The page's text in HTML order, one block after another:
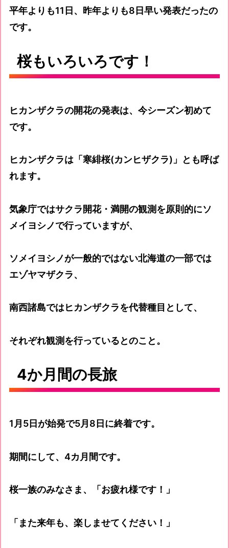
平年よりも11日、昨年よりも8日早い発表だったの
です。
桜もいろいろです！
ヒカンザクラの開花の発表は、今シーズン初めて
です。
ヒカンザクラは「寒緋桜(カンヒザクラ)」とも呼ば
れます。
気象庁ではサクラ開花・満開の観測を原則的にソ
メイヨシノで行っていますが、
ソメイヨシノが一般的ではない北海道の一部では
エゾヤマザクラ、
南西諸島ではヒカンザクラを代替種目として、
それぞれ観測を行っているとのこと。
4か月間の長旅
1月5日が始発で5月8日に終着です。
期間にして、4カ月間です。
桜一族のみなさま、「お疲れ様です！」
「また来年も、楽しませてください！」